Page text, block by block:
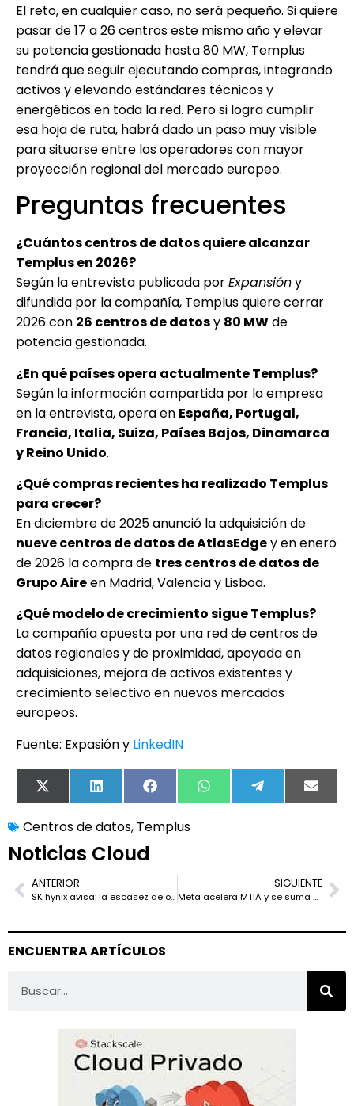
El reto, en cualquier caso, no será pequeño. Si quiere
pasar de 17 a 26 centros este mismo año y elevar
su potencia gestionada hasta 80 MW, Templus
tendrá que seguir ejecutando compras, integrando
activos y elevando estándares técnicos y
energéticos en toda la red. Pero si logra cumplir
esa hoja de ruta, habrá dado un paso muy visible
para situarse entre los operadores con mayor
proyección regional del mercado europeo.
Preguntas frecuentes
¿Cuántos centros de datos quiere alcanzar
Templus en 2026?
Según la entrevista publicada porExpansióny
difundida por la compañía, Templus quiere cerrar
2026 con 26 centros de datosy 80 MWde
potencia gestionada.
¿En qué países opera actualmente Templus?
Según la información compartida por la empresa
en la entrevista, opera en España, Portugal,
Francia, Italia, Suiza, Países Bajos, Dinamarca
y Reino Unido.
¿Qué compras recientes ha realizado Templus
para crecer?
En diciembre de 2025 anunció la adquisición de
nueve centros de datos de AtlasEdgey en enero
de 2026 la compra de tres centros de datos de
Grupo Aireen Madrid, Valencia y Lisboa.
¿Qué modelo de crecimiento sigue Templus?
La compañía apuesta por una red de centros de
datos regionales y de proximidad, apoyada en
adquisiciones, mejora de activos existentes y
crecimiento selectivo en nuevos mercados
europeos.
Fuente: Expasión y LinkedIN
X
(Twitter)
LinkedIn FacebookWhatsApp TelegramEmail
Centros de datos, Templus
Noticias Cloud
ANTERIOR
SK hynix avisa: la escasez de obleas para memoria puede durar hasta 2030
SIGUIENTE
Meta acelera MTIA y se suma a la carrera por chips propios para inferencia
ENCUENTRA ARTÍCULOS